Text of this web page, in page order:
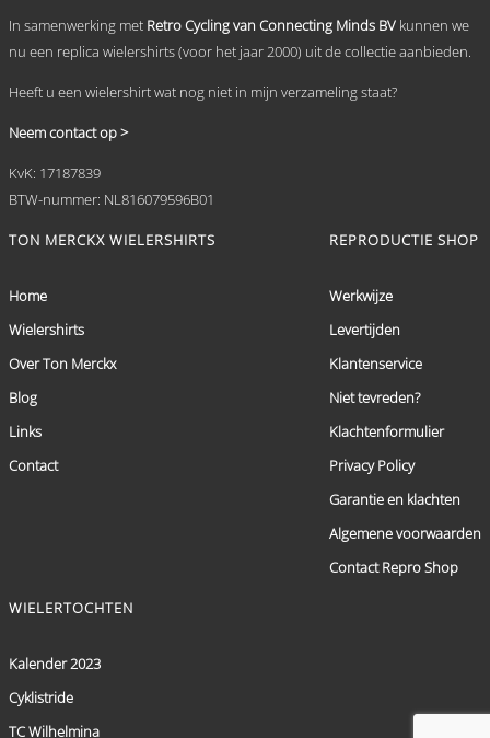
In samenwerking met Retro Cycling van Connecting Minds BV kunnen we
nu een replica wielershirts (voor het jaar 2000) uit de collectie aanbieden.
Heeft u een wielershirt wat nog niet in mijn verzameling staat?
Neem contact op >
KvK: 17187839
BTW-nummer: NL816079596B01
TON MERCKX WIELERSHIRTS
Home
Wielershirts
Over Ton Merckx
Blog
Links
Contact
REPRODUCTIE SHOP
Werkwijze
Levertijden
Klantenservice
Niet tevreden?
Klachtenformulier
Privacy Policy
Garantie en klachten
Algemene voorwaarden
Contact Repro Shop
WIELERTOCHTEN
Kalender 2023
Cyklistride
TC Wilhelmina